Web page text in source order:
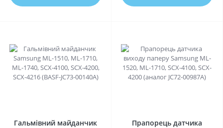
Гальмівний майданчик
Прапорець датчика